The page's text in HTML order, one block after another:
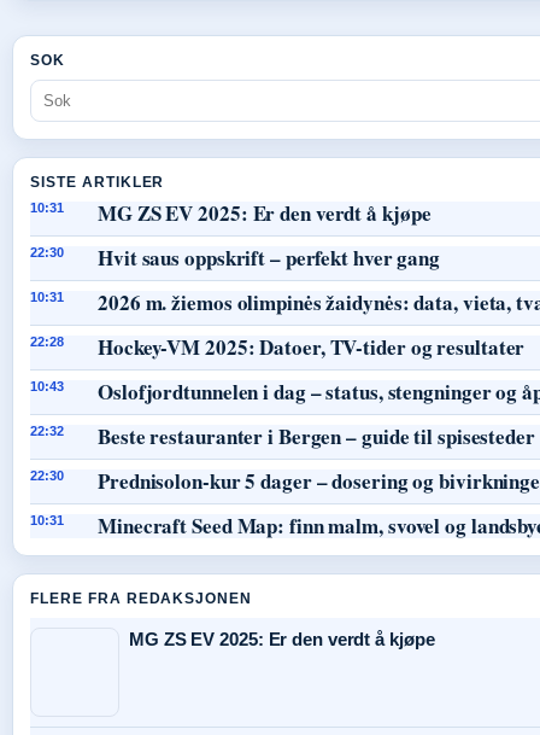
SOK
SISTE ARTIKLER
10:31 MG ZS EV 2025: Er den verdt å kjøpe
22:30 Hvit saus oppskrift – perfekt hver gang
10:31 2026 m. žiemos olimpinės žaidynės: data, vieta,
22:28 Hockey-VM 2025: Datoer, TV-tider og resultater
10:43 Oslofjordtunnelen i dag – status, stengninger og
22:32 Beste restauranter i Bergen – guide til spisesteder
22:30 Prednisolon-kur 5 dager – dosering og
10:31 Minecraft Seed Map: finn malm, svovel og
FLERE FRA REDAKSJONEN
MG ZS EV 2025: Er den verdt å kjøpe